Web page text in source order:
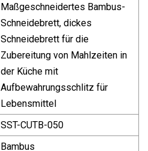
Maßgeschneidertes Bambus-
Schneidebrett, dickes
Schneidebrett für die
Zubereitung von Mahlzeiten in
der Küche mit
Aufbewahrungsschlitz für
Lebensmittel
SST-CUTB-050
Bambus